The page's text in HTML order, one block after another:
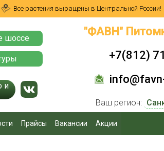
Все растения выращены в Центральной России!
шоссе
и
"ФАВН"
+7(812)
Ваш регион:
Прайсы Вакансии Акции